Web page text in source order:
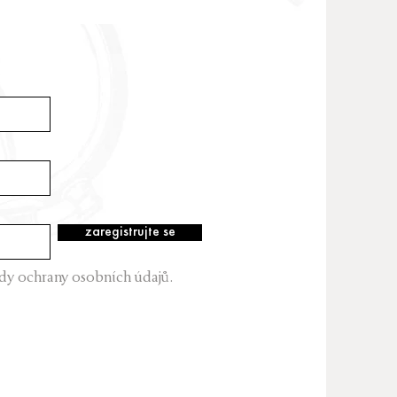
zaregistrujte se
ochrany osobních údajů.